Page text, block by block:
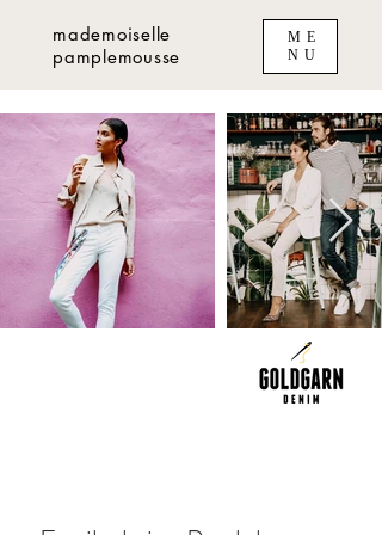
mademoiselle
pamplemousse
ME
NU